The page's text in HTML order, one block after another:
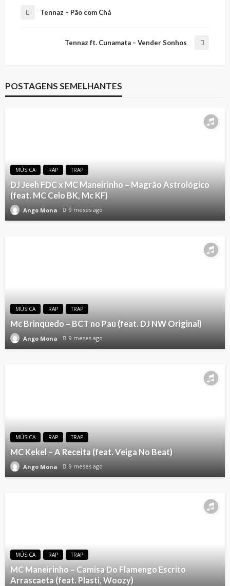
Tennaz – Pão com Chá
Tennaz ft. Cunamata – Vender Sonhos
POSTAGENS SEMELHANTES
MÚSICA RAP TRAP
DJ Jeeh FDC x MC Maneirinho – Magrão Astrológico
(feat. MC Celo BK, Mc KF)
Ango Mona 9 meses ago
MÚSICA RAP TRAP
Mc Brinquedo – BCT no Pau (feat. DJ NW Original)
Ango Mona 9 meses ago
MÚSICA RAP TRAP
MC Kekel – A Receita (feat. Veiga No Beat)
Ango Mona 9 meses ago
MÚSICA RAP TRAP
MC Maneirinho – Camisa Do Flamengo Escrito
Arrascaeta (feat. Plasti, Woozy)